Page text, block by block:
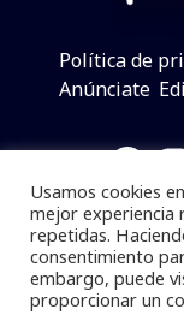
Política de
Anúnciate
Pymempresario
Se prohibe el
Usamos cookies
mejor experiencia
repetidas.
consentimiento
embargo, puede
proporcionar un